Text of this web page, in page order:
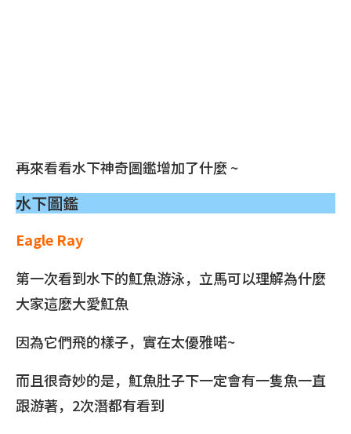
再來看看水下神奇圖鑑增加了什麼 ~
水下圖鑑
Eagle Ray
第一次看到水下的魟魚游泳，立馬可以理解為什麼
大家這麼大愛魟魚
因為它們飛的樣子，實在太優雅喏~
而且很奇妙的是，魟魚肚子下一定會有一隻魚一直
跟游著，2次潛都有看到